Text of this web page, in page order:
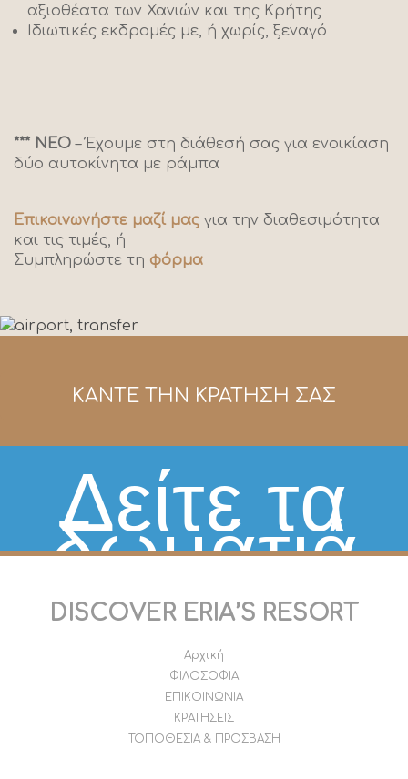
αξιοθέατα των Χανιών και της Κρήτης
Ιδιωτικές εκδρομές με, ή χωρίς, ξεναγό
*** ΝΕΟ – Έχουμε στη διάθεσή σας για ενοικίαση
δύο αυτοκίνητα με ράμπα
Επικοινωνήστε μαζί μας για την διαθεσιμότητα
και τις τιμές, ή
Συμπληρώστε τη φόρμα
ΚΑΝΤΕ ΤΗΝ ΚΡΑΤΗΣΗ ΣΑΣ
Δείτε τα
δωμάτιά
μας
DISCOVER ERIA’S RESORT
Αρχική
ΦΙΛΟΣΟΦΙΑ
ΕΠΙΚΟΙΝΩΝΙΑ
ΚΡΑΤΗΣΕΙΣ
ΤΟΠΟΘΕΣΙΑ & ΠΡΟΣΒΑΣΗ